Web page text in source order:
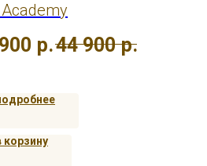
р.44 900 р.
корзину